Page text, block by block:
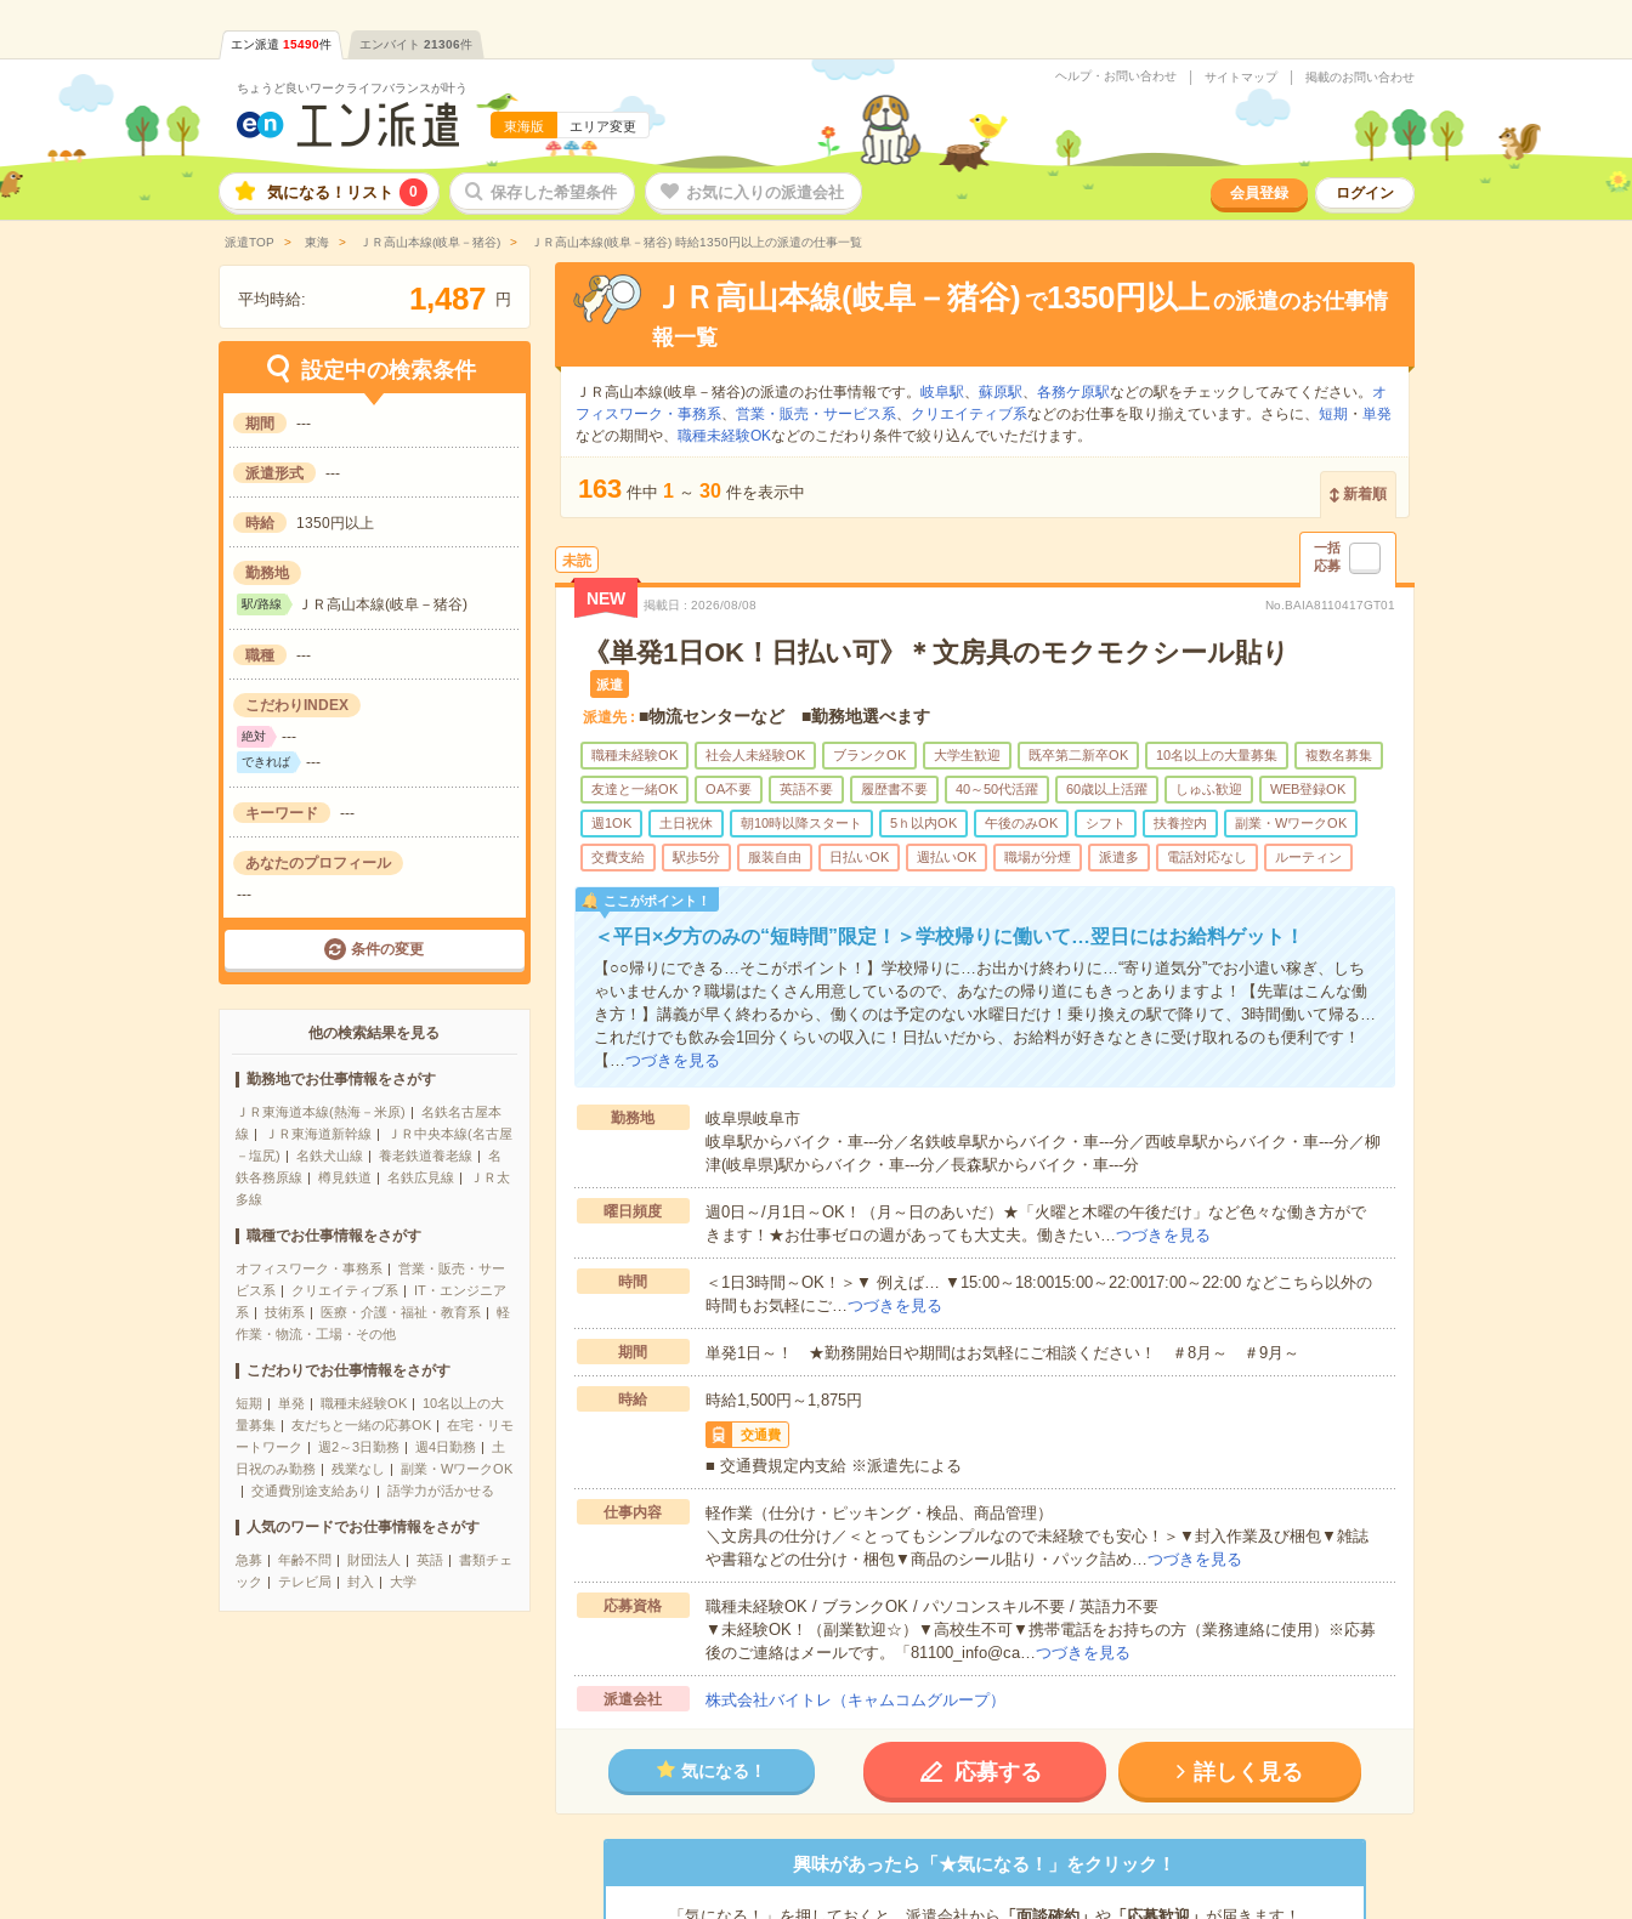
エン派遣 15490件 エンバイト 21306件
ちょうど良いワークライフバランスが叶う
東海版 エリア変更
ヘルプ・お問い合わせ サイトマップ 掲載のお問い合わせ
気になる！リスト 0 保存した希望条件 お気に入りの派遣会社 会員登録 ログイン
派遣TOP 東海 ＪＲ高山本線(岐阜－猪谷) ＪＲ高山本線(岐阜－猪谷) 時給1350円以上の派遣の仕事一覧
平均時給: 1,487 円
設定中の検索条件
期間 ---
派遣形式 ---
時給 1350円以上
勤務地
駅/路線 ＪＲ高山本線(岐阜－猪谷)
職種 ---
こだわりINDEX
絶対 ---
できれば ---
キーワード ---
あなたのプロフィール
---
条件の変更
他の検索結果を見る
勤務地でお仕事情報をさがす
ＪＲ東海道本線(熱海－米原)
名鉄名古屋本
線
ＪＲ東海道新幹線
ＪＲ中央本線(名古屋
－塩尻)
名鉄犬山線 養老鉄道養老線
名
鉄各務原線
樽見鉄道 名鉄広見線
ＪＲ太
多線
職種でお仕事情報をさがす
オフィスワーク・事務系
営業・販売・サー
ビス系
クリエイティブ系
IT・エンジニア
系
技術系 医療・介護・福祉・教育系
軽
作業・物流・工場・その他
こだわりでお仕事情報をさがす
短期 単発 職種未経験OK
10名以上の大
量募集
友だちと一緒の応募OK
在宅・リモ
ートワーク
週2～3日勤務 週4日勤務
土
日祝のみ勤務
残業なし
副業・WワークOK
交通費別途支給あり
語学力が活かせる
人気のワードでお仕事情報をさがす
急募 年齢不問 財団法人 英語
書類チェ
ック
テレビ局 封入 大学
ＪＲ高山本線(岐阜－猪谷) で1350円以上の派遣のお仕事情
報一覧
ＪＲ高山本線(岐阜－猪谷)の派遣のお仕事情報です。 岐阜駅、 蘇原駅、 各務ケ原駅などの駅をチェックしてみてください。
オ
フィスワーク・事務系、 営業・販売・サービス系、 クリエイティブ系などのお仕事を取り揃えています。さらに、 短期 ・ 単発
などの期間や、 職種未経験OKなどのこだわり条件で絞り込んでいただけます。
163 件中 1 ～ 30 件を表示中 新着順
未読
一括
応募
NEW 掲載日 2026/08/08 No.BAIA8110417GT01
《単発1日OK！日払い可》＊文房具のモクモクシール貼り
派遣
派遣先 ■物流センターなど ■勤務地選べます
職種未経験OK 社会人未経験OK ブランクOK 大学生歓迎 既卒第二新卒OK 10名以上の大量募集 複数名募集
友達と一緒OK OA不要 英語不要 履歴書不要 40～50代活躍 60歳以上活躍 しゅふ歓迎 WEB登録OK
週1OK 土日祝休 朝10時以降スタート 5ｈ以内OK 午後のみOK シフト 扶養控内 副業・WワークOK
交費支給 駅歩5分 服装自由 日払いOK 週払いOK 職場が分煙 派遣多 電話対応なし ルーティン
ここがポイント！
＜平日×夕方のみの“短時間”限定！＞学校帰りに働いて…翌日にはお給料ゲット！
【○○帰りにできる…そこがポイント！】学校帰りに…お出かけ終わりに…“寄り道気分”でお小遣い稼ぎ、しち
ゃいませんか？職場はたくさん用意しているので、あなたの帰り道にもきっとありますよ！【先輩はこんな働
き方！】講義が早く終わるから、働くのは予定のない水曜日だけ！乗り換えの駅で降りて、3時間働いて帰る…
これだけでも飲み会1回分くらいの収入に！日払いだから、お給料が好きなときに受け取れるのも便利です！
【…つづきを見る
勤務地
岐阜県岐阜市
岐阜駅からバイク・車---分／名鉄岐阜駅からバイク・車---分／西岐阜駅からバイク・車---分／柳
津(岐阜県)駅からバイク・車---分／長森駅からバイク・車---分
曜日頻度
週0日～/月1日～OK！（月～日のあいだ）★「火曜と木曜の午後だけ」など色々な働き方がで
きます！★お仕事ゼロの週があっても大丈夫。働きたい…つづきを見る
時間
＜1日3時間～OK！＞▼ 例えば… ▼15:00～18:0015:00～22:0017:00～22:00 などこちら以外の
時間もお気軽にご…つづきを見る
期間 単発1日～！ ★勤務開始日や期間はお気軽にご相談ください！ ＃8月～ ＃9月～
時給 時給1,500円～1,875円
交通費
■ 交通費規定内支給 ※派遣先による
仕事内容
軽作業（仕分け・ピッキング・検品、商品管理）
＼文房具の仕分け／＜とってもシンプルなので未経験でも安心！＞▼封入作業及び梱包▼雑誌
や書籍などの仕分け・梱包▼商品のシール貼り・パック詰め…つづきを見る
応募資格
職種未経験OK / ブランクOK / パソコンスキル不要 / 英語力不要
▼未経験OK！（副業歓迎☆）▼高校生不可▼携帯電話をお持ちの方（業務連絡に使用）※応募
後のご連絡はメールです。「81100_info@ca…つづきを見る
派遣会社 株式会社バイトレ（キャムコムグループ）
気になる！ 応募する 詳しく見る
興味があったら「★気になる！」をクリック！